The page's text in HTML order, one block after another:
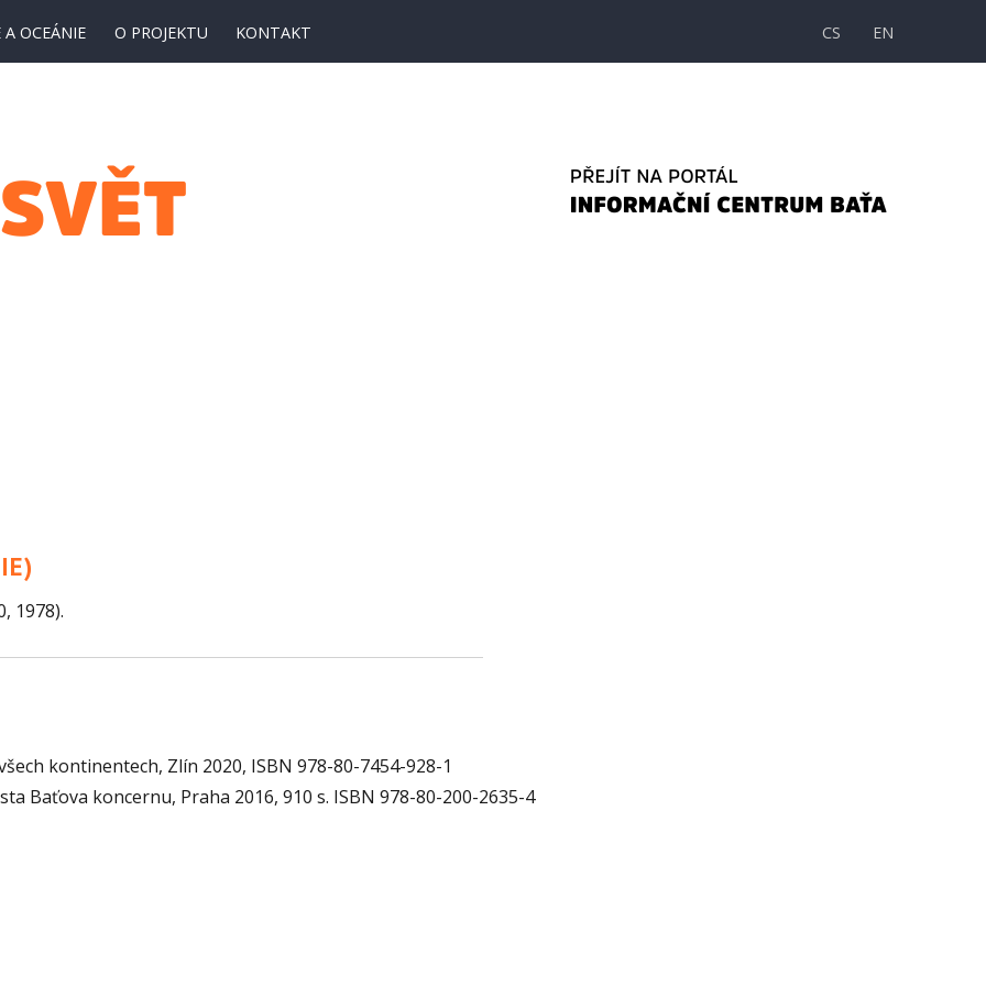
A OCEÁNIE O PROJEKTU KONTAKT CS EN
1978).
kontinentech, Zlín 2020, ISBN 978-80-7454-928-1
Baťova koncernu, Praha 2016, 910 s. ISBN 978-80-200-2635-4